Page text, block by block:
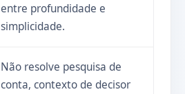
entre profundidade e
simplicidade.
Não resolve pesquisa de
conta, contexto de decisor